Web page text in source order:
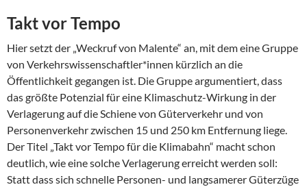
Takt vor Tempo
Hier setzt der „Weckruf von Malente“ an, mit dem eine Gruppe
von Verkehrswissenschaftler*innen kürzlich an die
Öffentlichkeit gegangen ist. Die Gruppe argumentiert, dass
das größte Potenzial für eine Klimaschutz-Wirkung in der
Verlagerung auf die Schiene von Güterverkehr und von
Personenverkehr zwischen 15 und 250 km Entfernung liege.
Der Titel „Takt vor Tempo für die Klimabahn“ macht schon
deutlich, wie eine solche Verlagerung erreicht werden soll:
Statt dass sich schnelle Personen- und langsamerer Güterzüge